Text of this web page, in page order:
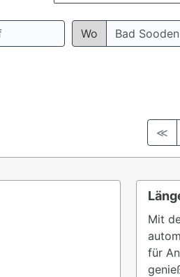
Wo
≪
Mit
für